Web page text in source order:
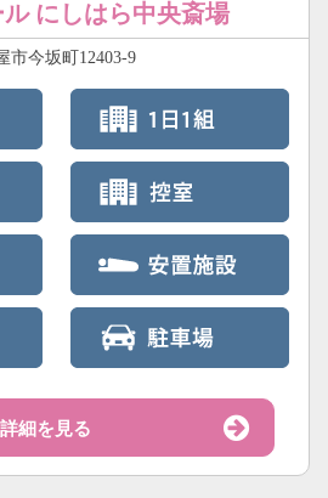
にしはら中央斎場
市今坂町12403-9
詳細を見る